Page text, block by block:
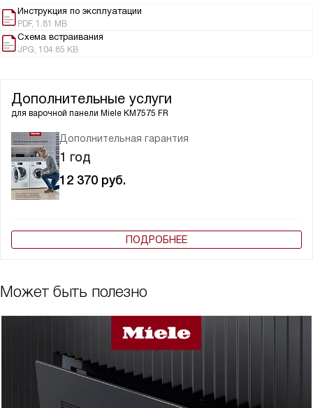
Инструкция по эксплуатации
PDF, 1.81 MB
Схема встраивания
JPG, 104.85 KB
Дополнительные услуги
для варочной панели Miele KM7575 FR
Дополнительная гарантия
1 год
12 370 руб.
ПОДРОБНЕЕ
Может быть полезно